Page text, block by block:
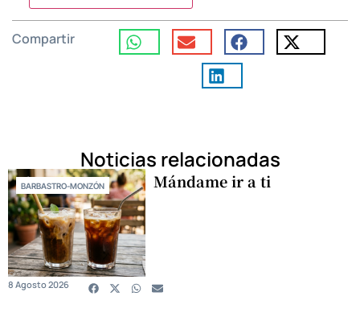
Compartir
Noticias relacionadas
BARBASTRO-MONZÓN Mándame ir a ti
8 Agosto 2026